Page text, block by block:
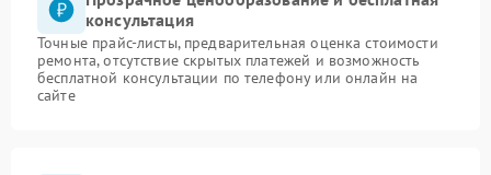
консультация
Точные прайс-листы, предварительная оценка стоимости
ремонта, отсутствие скрытых платежей и возможность
бесплатной консультации по телефону или онлайн на
сайте